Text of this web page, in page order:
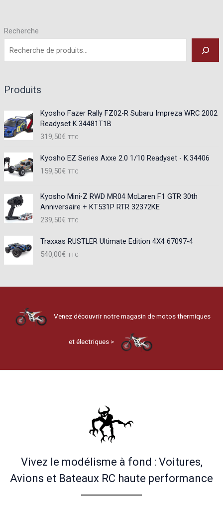
Recherche
Produits
Kyosho Fazer Rally FZ02-R Subaru Impreza WRC 2002
Readyset K.34481T1B
319,50€ TTC
Kyosho EZ Series Axxe 2.0 1/10 Readyset - K.34406
159,50€ TTC
Kyosho Mini-Z RWD MR04 McLaren F1 GTR 30th
Anniversaire + KT531P RTR 32372KE
239,50€ TTC
Traxxas RUSTLER Ultimate Edition 4X4 67097-4
540,00€ TTC
Venez découvrir notre magasin de motos thermiques
et électriques >
Vivez le modélisme à fond : Voitures,
Avions et Bateaux RC haute performance